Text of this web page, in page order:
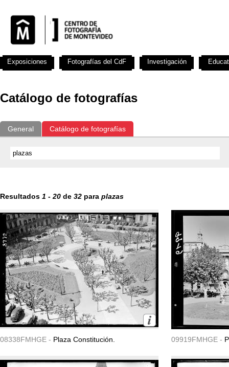
Catálogo de fotografías
General Catálogo de fotografías
Resultados 1 - 20 de 32 para plazas
08338FMHGE - Plaza Constitución. 09919FMHGE -
Exposiciones Fotografías del CdF Investigación